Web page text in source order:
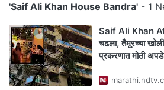
'Saif Ali Khan House Bandra' - 1
Saif Ali Khan
चढला, तैमूरच्या
प्रकरणात मोठी